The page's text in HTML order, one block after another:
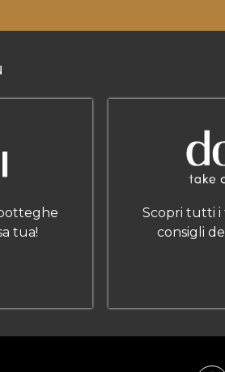
tua!
Scopri tutti i
consigli